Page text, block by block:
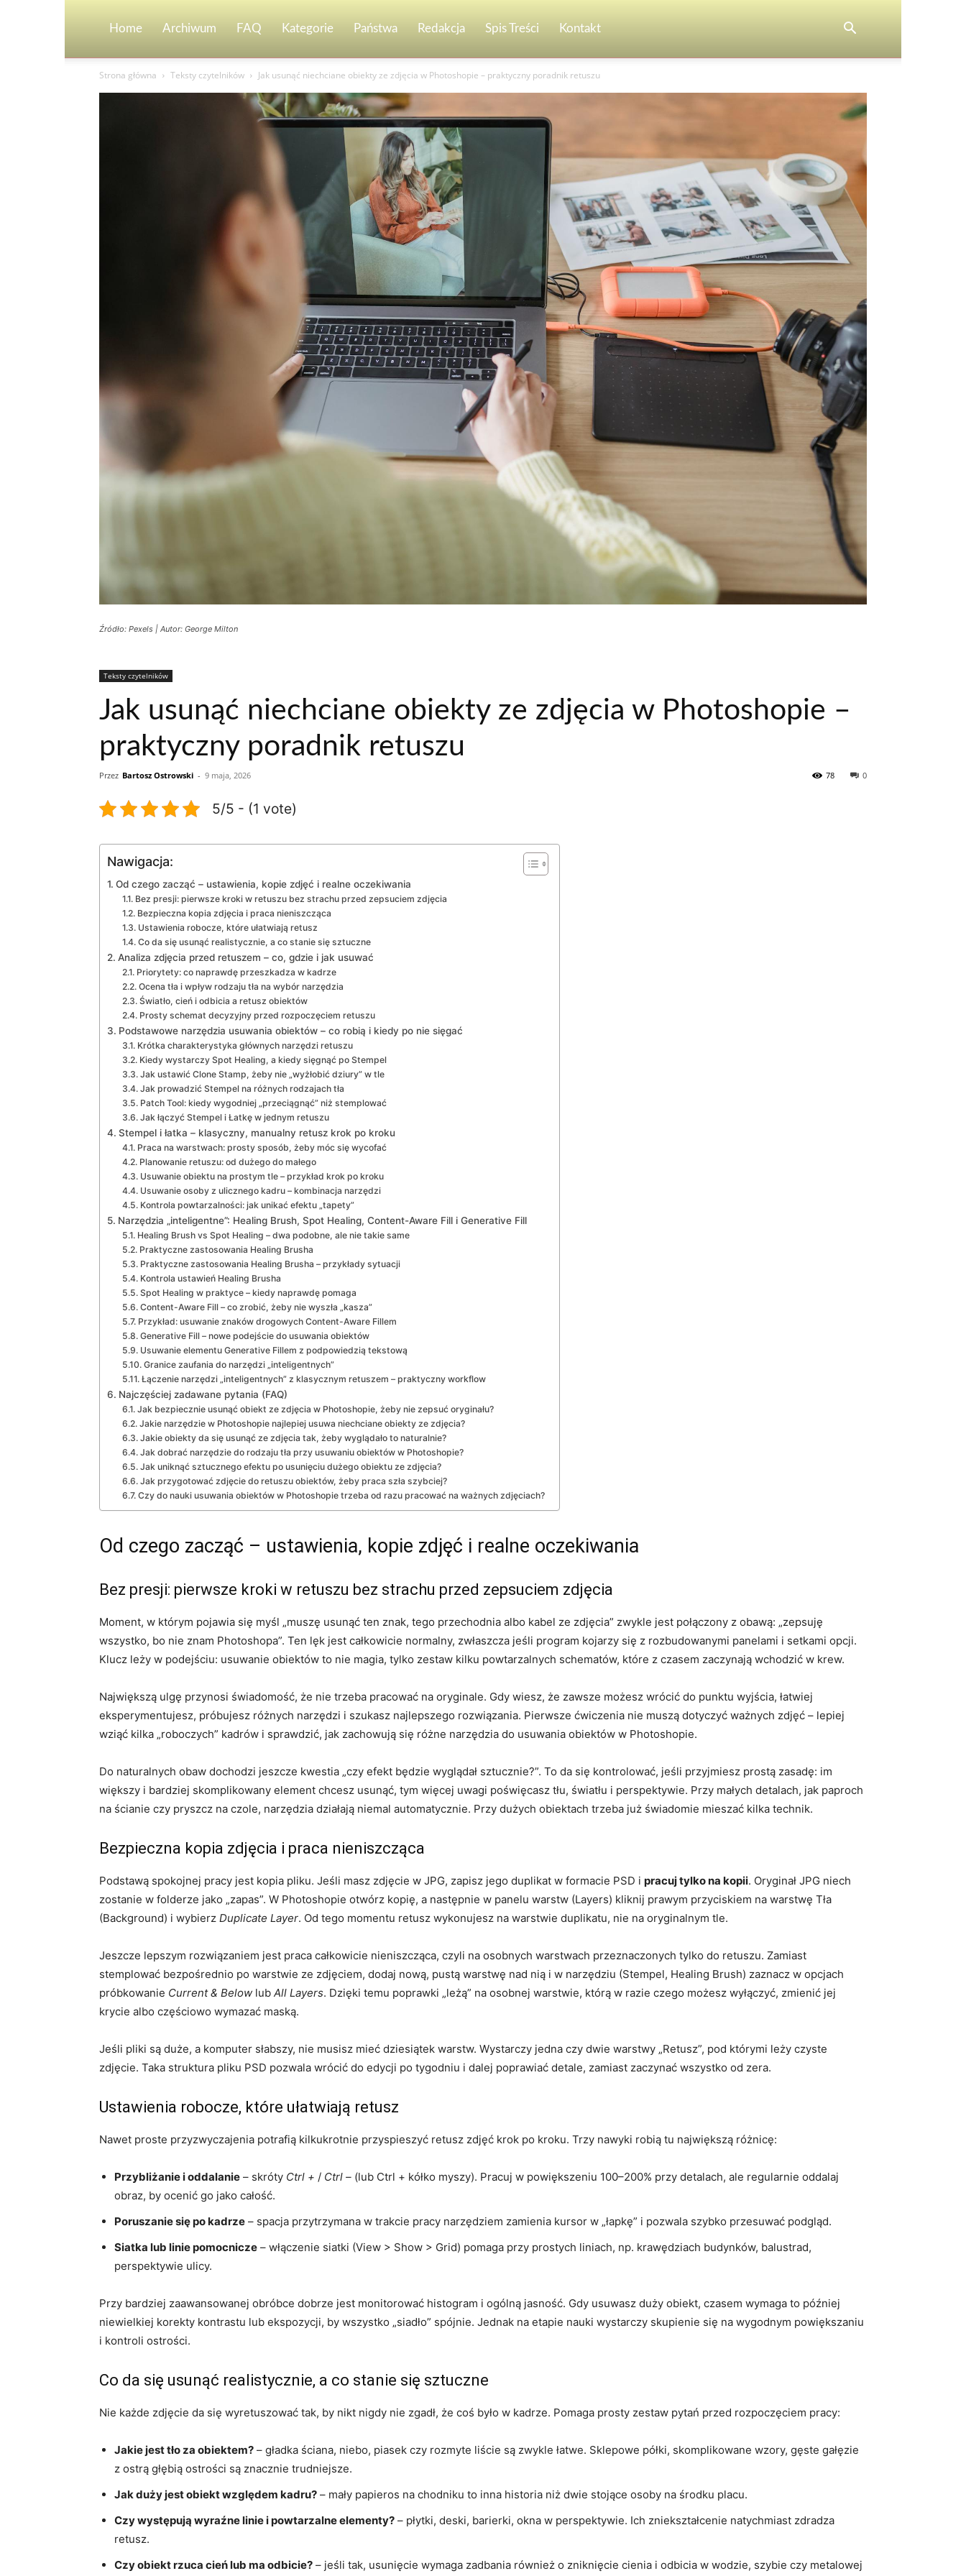
Home Archiwum FAQ Kategorie Państwa Redakcja Spis Treści Kontakt
Strona główna Teksty czytelników Jak usunąć niechciane obiekty ze zdjęcia w Photoshopie – praktyczny poradnik retuszu
Źródło: Pexels | Autor: George Milton
Teksty czytelników
Jak usunąć niechciane obiekty ze zdjęcia w Photoshopie –
praktyczny poradnik retuszu
Przez Bartosz Ostrowski - 9 maja, 2026 0
78
5/5 - (1 vote)
Nawigacja:
Od czego zacząć – ustawienia, kopie zdjęć i realne oczekiwania
Bez presji: pierwsze kroki w retuszu bez strachu przed zepsuciem zdjęcia
Bezpieczna kopia zdjęcia i praca nieniszcząca
Ustawienia robocze, które ułatwiają retusz
Co da się usunąć realistycznie, a co stanie się sztuczne
Analiza zdjęcia przed retuszem – co, gdzie i jak usuwać
Priorytety: co naprawdę przeszkadza w kadrze
Ocena tła i wpływ rodzaju tła na wybór narzędzia
Światło, cień i odbicia a retusz obiektów
Prosty schemat decyzyjny przed rozpoczęciem retuszu
Podstawowe narzędzia usuwania obiektów – co robią i kiedy po nie sięgać
Krótka charakterystyka głównych narzędzi retuszu
Kiedy wystarczy Spot Healing, a kiedy sięgnąć po Stempel
Jak ustawić Clone Stamp, żeby nie „wyżłobić dziury” w tle
Jak prowadzić Stempel na różnych rodzajach tła
Patch Tool: kiedy wygodniej „przeciągnąć” niż stemplować
Jak łączyć Stempel i Łatkę w jednym retuszu
Stempel i łatka – klasyczny, manualny retusz krok po kroku
Praca na warstwach: prosty sposób, żeby móc się wycofać
Planowanie retuszu: od dużego do małego
Usuwanie obiektu na prostym tle – przykład krok po kroku
Usuwanie osoby z ulicznego kadru – kombinacja narzędzi
Kontrola powtarzalności: jak unikać efektu „tapety”
Narzędzia „inteligentne”: Healing Brush, Spot Healing, Content-Aware Fill i Generative Fill
Healing Brush vs Spot Healing – dwa podobne, ale nie takie same
Praktyczne zastosowania Healing Brusha
Praktyczne zastosowania Healing Brusha – przykłady sytuacji
Kontrola ustawień Healing Brusha
Spot Healing w praktyce – kiedy naprawdę pomaga
Content-Aware Fill – co zrobić, żeby nie wyszła „kasza”
Przykład: usuwanie znaków drogowych Content-Aware Fillem
Generative Fill – nowe podejście do usuwania obiektów
Usuwanie elementu Generative Fillem z podpowiedzią tekstową
Granice zaufania do narzędzi „inteligentnych”
Łączenie narzędzi „inteligentnych” z klasycznym retuszem – praktyczny workflow
Najczęściej zadawane pytania (FAQ)
Jak bezpiecznie usunąć obiekt ze zdjęcia w Photoshopie, żeby nie zepsuć oryginału?
Jakie narzędzie w Photoshopie najlepiej usuwa niechciane obiekty ze zdjęcia?
Jakie obiekty da się usunąć ze zdjęcia tak, żeby wyglądało to naturalnie?
Jak dobrać narzędzie do rodzaju tła przy usuwaniu obiektów w Photoshopie?
Jak uniknąć sztucznego efektu po usunięciu dużego obiektu ze zdjęcia?
Jak przygotować zdjęcie do retuszu obiektów, żeby praca szła szybciej?
Czy do nauki usuwania obiektów w Photoshopie trzeba od razu pracować na ważnych zdjęciach?
Od czego zacząć – ustawienia, kopie zdjęć i realne oczekiwania
Bez presji: pierwsze kroki w retuszu bez strachu przed zepsuciem zdjęcia
Moment, w którym pojawia się myśl „muszę usunąć ten znak, tego przechodnia albo kabel ze zdjęcia” zwykle jest połączony z obawą: „zepsuję
wszystko, bo nie znam Photoshopa”. Ten lęk jest całkowicie normalny, zwłaszcza jeśli program kojarzy się z rozbudowanymi panelami i setkami opcji.
Klucz leży w podejściu: usuwanie obiektów to nie magia, tylko zestaw kilku powtarzalnych schematów, które z czasem zaczynają wchodzić w krew.
Największą ulgę przynosi świadomość, że nie trzeba pracować na oryginale. Gdy wiesz, że zawsze możesz wrócić do punktu wyjścia, łatwiej
eksperymentujesz, próbujesz różnych narzędzi i szukasz najlepszego rozwiązania. Pierwsze ćwiczenia nie muszą dotyczyć ważnych zdjęć – lepiej
wziąć kilka „roboczych” kadrów i sprawdzić, jak zachowują się różne narzędzia do usuwania obiektów w Photoshopie.
Do naturalnych obaw dochodzi jeszcze kwestia „czy efekt będzie wyglądał sztucznie?”. To da się kontrolować, jeśli przyjmiesz prostą zasadę: im
większy i bardziej skomplikowany element chcesz usunąć, tym więcej uwagi poświęcasz tłu, światłu i perspektywie. Przy małych detalach, jak paproch
na ścianie czy pryszcz na czole, narzędzia działają niemal automatycznie. Przy dużych obiektach trzeba już świadomie mieszać kilka technik.
Bezpieczna kopia zdjęcia i praca nieniszcząca
Podstawą spokojnej pracy jest kopia pliku. Jeśli masz zdjęcie w JPG, zapisz jego duplikat w formacie PSD i pracuj tylko na kopii. Oryginał JPG niech
zostanie w folderze jako „zapas”. W Photoshopie otwórz kopię, a następnie w panelu warstw (Layers) kliknij prawym przyciskiem na warstwę Tła
(Background) i wybierz Duplicate Layer. Od tego momentu retusz wykonujesz na warstwie duplikatu, nie na oryginalnym tle.
Jeszcze lepszym rozwiązaniem jest praca całkowicie nieniszcząca, czyli na osobnych warstwach przeznaczonych tylko do retuszu. Zamiast
stemplować bezpośrednio po warstwie ze zdjęciem, dodaj nową, pustą warstwę nad nią i w narzędziu (Stempel, Healing Brush) zaznacz w opcjach
próbkowanie Current & Below lub All Layers. Dzięki temu poprawki „leżą” na osobnej warstwie, którą w razie czego możesz wyłączyć, zmienić jej
krycie albo częściowo wymazać maską.
Jeśli pliki są duże, a komputer słabszy, nie musisz mieć dziesiątek warstw. Wystarczy jedna czy dwie warstwy „Retusz”, pod którymi leży czyste
zdjęcie. Taka struktura pliku PSD pozwala wrócić do edycji po tygodniu i dalej poprawiać detale, zamiast zaczynać wszystko od zera.
Ustawienia robocze, które ułatwiają retusz
Nawet proste przyzwyczajenia potrafią kilkukrotnie przyspieszyć retusz zdjęć krok po kroku. Trzy nawyki robią tu największą różnicę:
Przybliżanie i oddalanie – skróty Ctrl + / Ctrl – (lub Ctrl + kółko myszy). Pracuj w powiększeniu 100–200% przy detalach, ale regularnie oddalaj
obraz, by ocenić go jako całość.
Poruszanie się po kadrze – spacja przytrzymana w trakcie pracy narzędziem zamienia kursor w „łapkę” i pozwala szybko przesuwać podgląd.
Siatka lub linie pomocnicze – włączenie siatki (View > Show > Grid) pomaga przy prostych liniach, np. krawędziach budynków, balustrad,
perspektywie ulicy.
Przy bardziej zaawansowanej obróbce dobrze jest monitorować histogram i ogólną jasność. Gdy usuwasz duży obiekt, czasem wymaga to później
niewielkiej korekty kontrastu lub ekspozycji, by wszystko „siadło” spójnie. Jednak na etapie nauki wystarczy skupienie się na wygodnym powiększaniu
i kontroli ostrości.
Co da się usunąć realistycznie, a co stanie się sztuczne
Nie każde zdjęcie da się wyretuszować tak, by nikt nigdy nie zgadł, że coś było w kadrze. Pomaga prosty zestaw pytań przed rozpoczęciem pracy:
Jakie jest tło za obiektem? – gładka ściana, niebo, piasek czy rozmyte liście są zwykle łatwe. Sklepowe półki, skomplikowane wzory, gęste gałęzie
z ostrą głębią ostrości są znacznie trudniejsze.
Jak duży jest obiekt względem kadru? – mały papieros na chodniku to inna historia niż dwie stojące osoby na środku placu.
Czy występują wyraźne linie i powtarzalne elementy? – płytki, deski, barierki, okna w perspektywie. Ich zniekształcenie natychmiast zdradza
retusz.
Czy obiekt rzuca cień lub ma odbicie? – jeśli tak, usunięcie wymaga zadbania również o zniknięcie cienia i odbicia w wodzie, szybie czy metalowej